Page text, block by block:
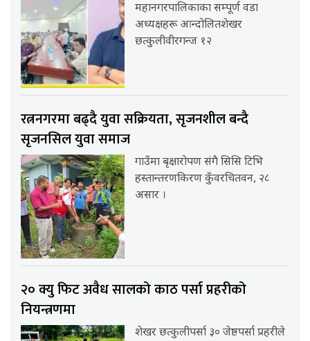
महानगरपालिकाका सम्पूर्ण वडा
अध्यक्षहरू आन्दोलितशेखर
छत्कुलीवीरगन्ज १२
रत्ननगरमा बढ्दै युवा सक्रियता, सृजनशील बन्दै
सृजनसिल युवा समाज
गाउँमा बृक्षारोपण संगै सिसि टिभि
हस्तान्तरणकिरण कुँवरचितवन, २८
असार ।
२० क्यु फिट अवैध सालको काठ पर्सा प्रहरीको
नियन्त्रणमा
शेखर छत्कुलीपर्सा ३० जेष्ठपर्सा प्रहरीले